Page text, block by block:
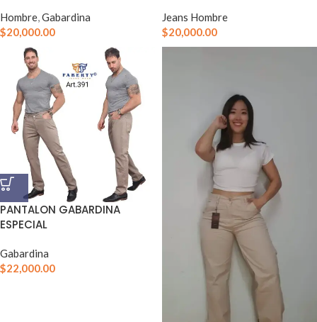
Hombre,Gabardina
$20,000.00
Jeans Hombre
$20,000.00
PANTALON GABARDINA
ESPECIAL
Gabardina
$22,000.00